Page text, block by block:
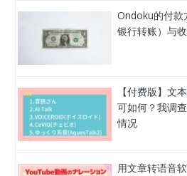
Ondoku的付款
银行转账）与
【付费版】文
可如何？我调
情况
用文章转语音